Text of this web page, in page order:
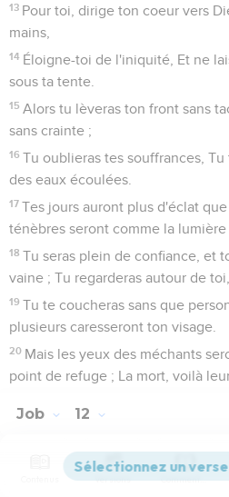
13 Pour toi, dirige ton coeur vers
mains,
14 Éloigne-toi de l'iniquité, Et ne
sous ta tente.
15 Alors tu lèveras ton front sans
sans crainte ;
16 Tu oublieras tes souffrances,
des eaux écoulées.
17 Tes jours auront plus d'éclat
ténèbres seront comme la lumière
18 Tu seras plein de confiance, et
vaine ; Tu regarderas autour de
19 Tu te coucheras sans que
plusieurs caresseront ton visage.
20 Mais les yeux des méchants
point de refuge ; La mort, voilà
Job 12
Seuls les Évangiles sont disponibles en
Versions Commentaires